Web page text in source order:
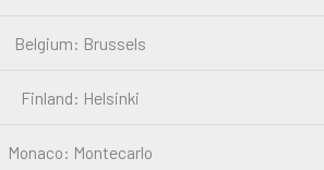
Belgium: Brussels
Finland: Helsinki
Monaco: Montecarlo